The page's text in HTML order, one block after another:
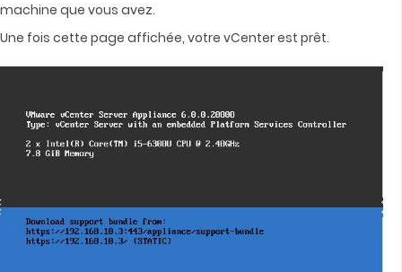
machine que vous avez.
Une fois cette page affichée, votre vCenter est prêt.